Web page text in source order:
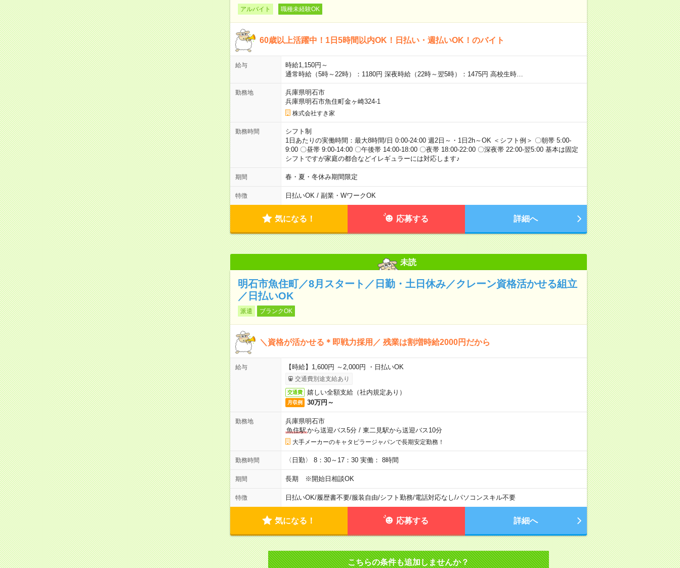
アルバイト 職種未経験OK
60歳以上活躍中！1日5時間以内OK！日払い・週払いOK！のバイト
給与
時給1,150円～
通常時給（5時～22時）：1180円 深夜時給（22時～翌5時）：1475円 高校生時…
勤務地
兵庫県明石市
兵庫県明石市魚住町金ヶ崎324-1
株式会社すき家
勤務時間
シフト制
1日あたりの実働時間：最大8時間/日 0:00-24:00 週2日～・1日2h～OK ＜シフト例＞ 〇朝帯 5:00-
9:00 〇昼帯 9:00-14:00 〇午後帯 14:00-18:00 〇夜帯 18:00-22:00 〇深夜帯 22:00-翌5:00 基本は固定
シフトですが家庭の都合などイレギュラーには対応します♪
期間 春・夏・冬休み期間限定
特徴 日払いOK / 副業・WワークOK
気になる！ 応募する 詳細へ
未読
明石市魚住町／8月スタート／日勤・土日休み／クレーン資格活かせる組立
／日払いOK
派遣 ブランクOK
＼資格が活かせる＊即戦力採用／ 残業は割増時給2000円だから
給与 【時給】1,600円 ～2,000円 ・日払いOK
交通費別途支給あり
交通費 嬉しい全額支給（社内規定あり）
月収例 30万円～
勤務地
兵庫県明石市
魚住駅から送迎バス5分/ 東二見駅から送迎バス10分
大手メーカーのキャタピラージャパンで長期安定勤務！
勤務時間 〈日勤〉 8：30～17：30 実働： 8時間
期間 長期 ※開始日相談OK
特徴 日払いOK/履歴書不要/服装自由/シフト勤務/電話対応なし/パソコンスキル不要
気になる！ 応募する 詳細へ
こちらの条件も追加しませんか？